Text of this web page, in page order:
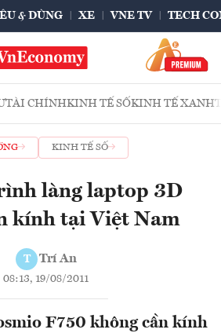
& DÙNG XE VNE TV TECH
TÀI CHÍNHKINH TẾ SỐKINH TẾ XANH
KINH TẾ SỐ
làng laptop 3D
kính tại Việt Nam
T Trí An
08:13, 19/08/2011
F750 không cần kính